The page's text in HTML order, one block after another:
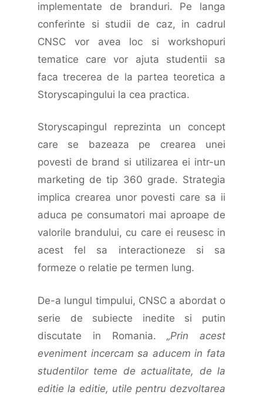
implementate de branduri. Pe langa
conferinte si studii de caz, in cadrul
CNSC vor avea loc si workshopuri
tematice care vor ajuta studentii sa
faca trecerea de la partea teoretica a
Storyscapingului la cea practica.
Storyscapingul reprezinta un concept
care se bazeaza pe crearea unei
povesti de brand si utilizarea ei intr-un
marketing de tip 360 grade. Strategia
implica crearea unor povesti care sa ii
aduca pe consumatori mai aproape de
valorile brandului, cu care ei reusesc in
acest fel sa interactioneze si sa
formeze o relatie pe termen lung.
De-a lungul timpului, CNSC a abordat o
serie de subiecte inedite si putin
discutate in Romania. „Prin acest
eveniment incercam sa aducem in fata
studentilor teme de actualitate, de la
editie la editie, utile pentru dezvoltarea